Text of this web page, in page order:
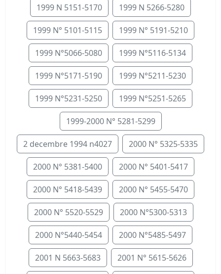
1999 N 5151-5170 1999 N 5266-5280
1999 N° 5101-5115 1999 N° 5191-5210
1999 N°5066-5080 1999 N°5116-5134
1999 N°5171-5190 1999 N°5211-5230
1999 N°5231-5250 1999 N°5251-5265
1999-2000 N° 5281-5299
2 decembre 1994 n4027 2000 N° 5325-5335
2000 N° 5381-5400 2000 N° 5401-5417
2000 N° 5418-5439 2000 N° 5455-5470
2000 N° 5520-5529 2000 N°5300-5313
2000 N°5440-5454 2000 N°5485-5497
2001 N 5663-5683 2001 N° 5615-5626